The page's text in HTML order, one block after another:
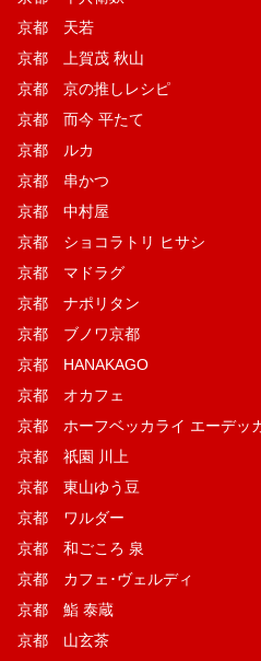
京都 天若
京都 上賀茂 秋山
京都 京の推しレシピ
京都 而今 平たて
京都 ルカ
京都 串かつ
京都 中村屋
京都 ショコラトリ ヒサシ
京都 マドラグ
京都 ナポリタン
京都 ブノワ京都
京都 HANAKAGO
京都 オカフェ
京都 ホーフベッカライ エーデッ
京都 祇園 川上
京都 東山ゆう豆
京都 ワルダー
京都 和ごころ 泉
京都 カフェ･ヴェルディ
京都 鮨 泰蔵
京都 山玄茶